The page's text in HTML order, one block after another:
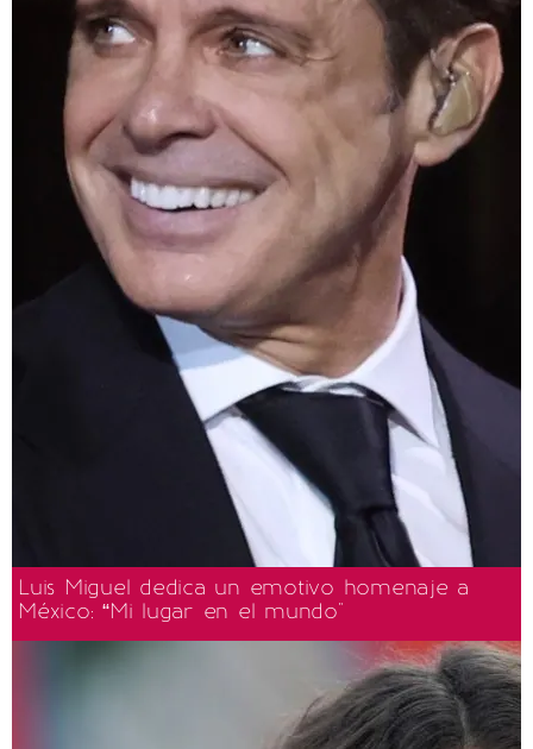
Luis Miguel dedica un emotivo homenaje a
México: “Mi lugar en el mundo"